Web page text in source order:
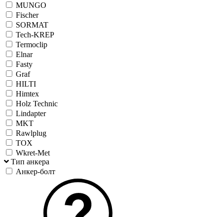
MUNGO
Fischer
SORMAT
Tech-KREP
Termoclip
Elnar
Fasty
Graf
HILTI
Himtex
Holz Technic
Lindapter
MKT
Rawlplug
TOX
Wkret-Met
Тип анкера
Анкер-болт